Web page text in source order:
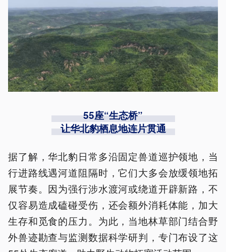
55座“生态桥”
让华北豹栖息地连片贯通
据了解，华北豹日常多沿固定兽道巡护领地，当
行进路线遇河道阻隔时，它们大多会放缓领地拓
展节奏。因为强行涉水渡河或绕道开辟新路，不
仅容易造成磕碰受伤，还会额外消耗体能，加大
生存和觅食的压力。为此，当地林草部门结合野
外兽迹勘查与监测数据科学研判，专门布设了这